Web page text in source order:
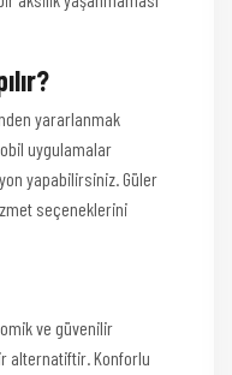
yararlanmak
uygulamalar
yapabilirsiniz. Güler
seçeneklerini
ve güvenilir
alternatiftir. Konforlu